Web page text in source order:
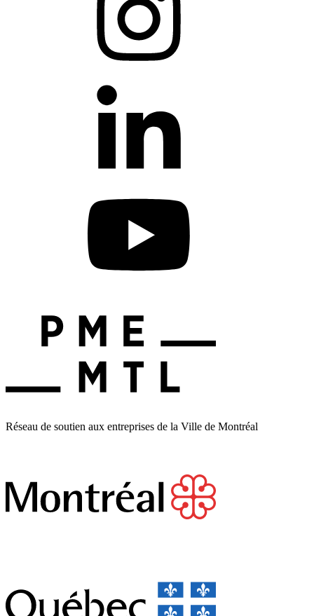
Réseau de soutien aux entreprises de la Ville de Montréal